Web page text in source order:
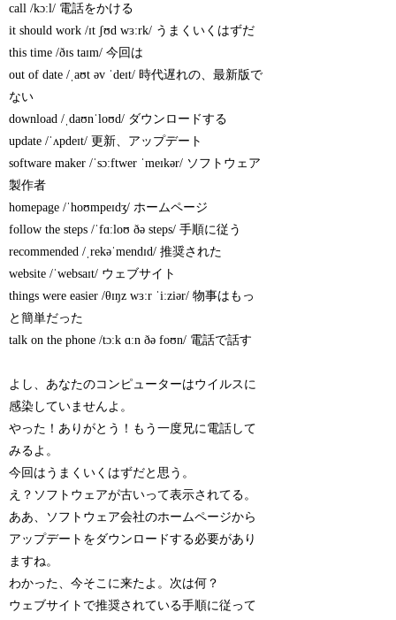
call /kɔːl/ 電話をかける
it should work /ɪt ʃʊd wɜːrk/ うまくいくはずだ
this time /ðɪs taɪm/ 今回は
out of date /ˌaʊt əv ˈdeɪt/ 時代遅れの、最新版で
ない
download /ˌdaʊnˈloʊd/ ダウンロードする
update /ˈʌpdeɪt/ 更新、アップデート
software maker /ˈsɔːftwer ˈmeɪkər/ ソフトウェア
製作者
homepage /ˈhoʊmpeɪdʒ/ ホームページ
follow the steps /ˈfɑːloʊ ðə steps/ 手順に従う
recommended /ˌrekəˈmendɪd/ 推奨された
website /ˈwebsaɪt/ ウェブサイト
things were easier /θɪŋz wɜːr ˈiːziər/ 物事はもっ
と簡単だった
talk on the phone /tɔːk ɑːn ðə foʊn/ 電話で話す
よし、あなたのコンピューターはウイルスに
感染していませんよ。
やった！ありがとう！もう一度兄に電話して
みるよ。
今回はうまくいくはずだと思う。
え？ソフトウェアが古いって表示されてる。
ああ、ソフトウェア会社のホームページから
アップデートをダウンロードする必要があり
ますね。
わかった、今そこに来たよ。次は何？
ウェブサイトで推奨されている手順に従って